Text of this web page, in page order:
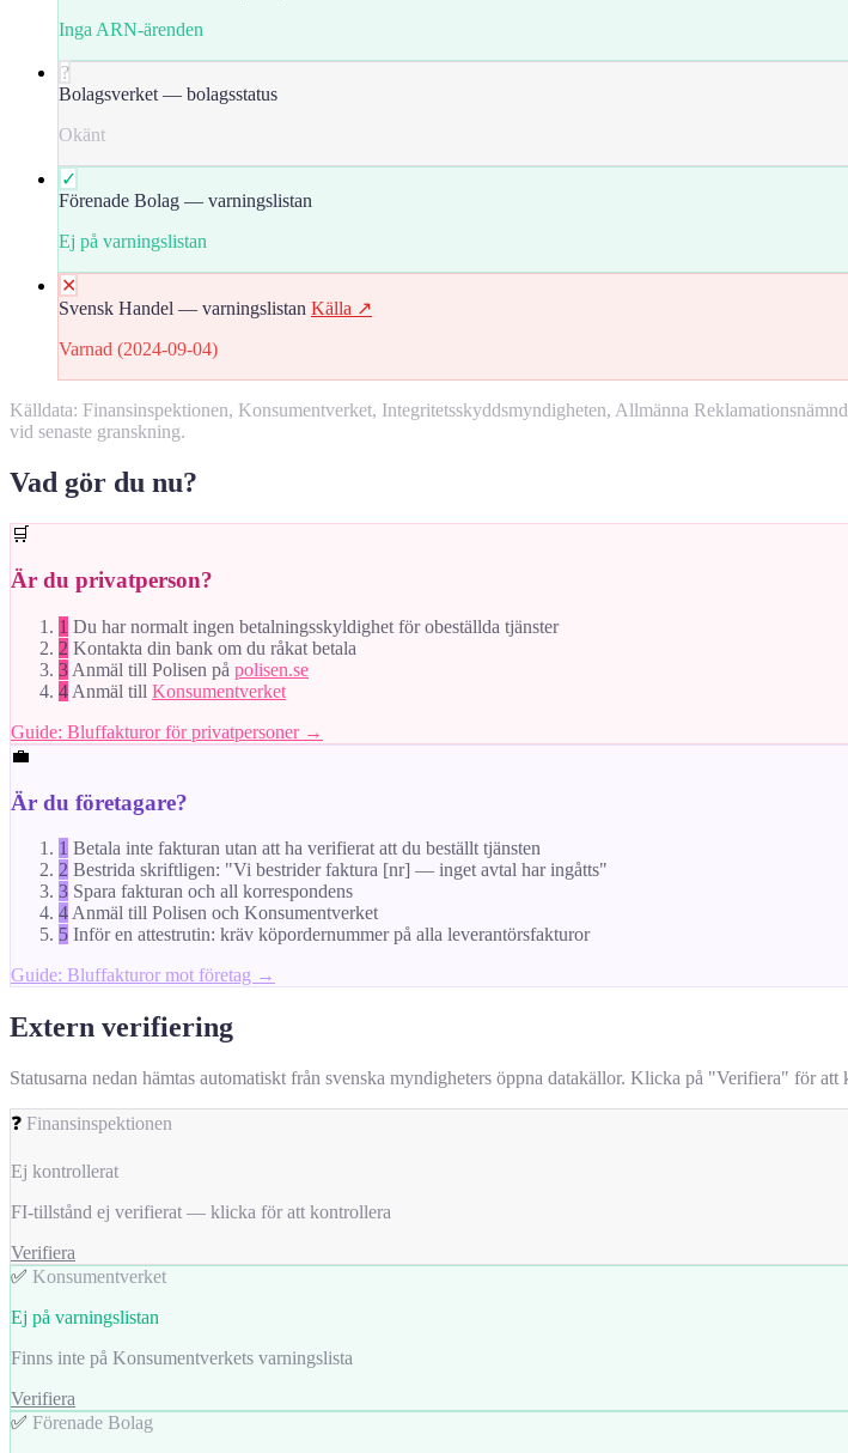
Inga ARN-ärenden
?
Bolagsverket — bolagsstatus
Okänt
✓
Förenade Bolag — varningslistan
Ej på varningslistan
✕
Svensk Handel — varningslistan Källa ↗
Varnad (2024-09-04)
Källdata: Finansinspektionen, Konsumentverket, Integritetsskyddsmyndigheten, Allmänna
vid senaste granskning.
Vad gör du nu?
🛒
Är du privatperson?
1 Du har normalt ingen betalningsskyldighet för obeställda tjänster
2 Kontakta din bank om du råkat betala
3 Anmäl till Polisen på polisen.se
4 Anmäl till Konsumentverket
Guide: Bluffakturor för privatpersoner →
💼
Är du företagare?
1 Betala inte fakturan utan att ha verifierat att du beställt tjänsten
2 Bestrida skriftligen: "Vi bestrider faktura [nr] — inget avtal har ingåtts"
3 Spara fakturan och all korrespondens
4 Anmäl till Polisen och Konsumentverket
5 Inför en attestrutin: kräv köpordernummer på alla leverantörsfakturor
Guide: Bluffakturor mot företag →
Extern verifiering
Statusarna nedan hämtas automatiskt från svenska myndigheters öppna datakällor. Klicka på "Verifiera" för
❓ Finansinspektionen
Ej kontrollerat
FI-tillstånd ej verifierat — klicka för att kontrollera
Verifiera
✅ Konsumentverket
Ej på varningslistan
Finns inte på Konsumentverkets varningslista
Verifiera
✅ Förenade Bolag